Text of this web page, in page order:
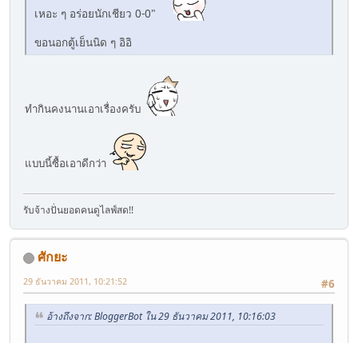
เหอะ ๆ อร่อยนักเชียว 0-0"
ขอนอกตู้เย็นนิด ๆ อิอิ
ทำกินคงนานเอาเรื่องครับ
แบบนี้ซื้อเอาดีกว่า
รับจ้างปั่นยอดคนดูไลฟ์สด!!
ศักยะ
#6
29 ธันวาคม 2011, 10:21:52
อ้างถึงจาก: BloggerBot ใน 29 ธันวาคม 2011, 10:16:03